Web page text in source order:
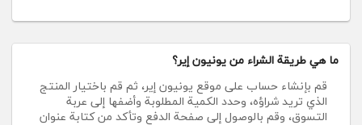
ما هي طريقة الشراء من يونيون إير؟
قم بإنشاء حساب على موقع يونيون إير، ثم قم باختيار المنتج
الذي تريد شراؤه، وحدد الكمية المطلوبة وأضفها إلى عربة
التسوق، وقم بالوصول إلى صفحة الدفع وتأكد من كتابة عنوان